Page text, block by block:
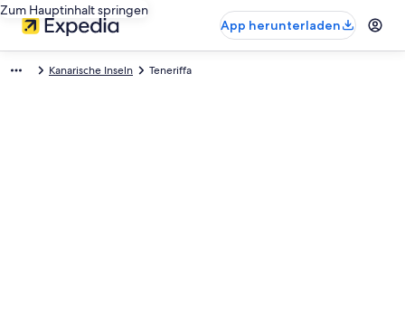
Zum Hauptinhalt springen
App herunterladen
Kanarische Inseln Teneriffa